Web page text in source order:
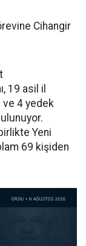
Cihangir
19 asil il
4 yedek
Yeni
69 kişiden